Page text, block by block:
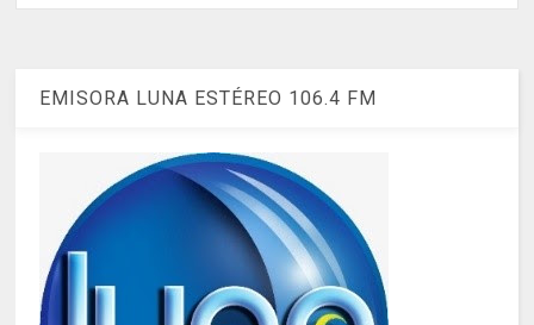
EMISORA LUNA ESTÉREO 106.4 FM